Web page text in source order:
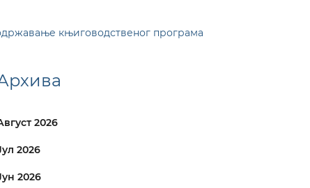
књиговодственог програма
2026
2026
2026